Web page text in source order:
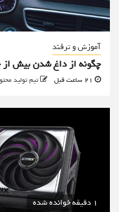
آموزش و ترفند
چگونه از داغ شدن بیش
تیم تولید
1 دقیقه خوانده شده